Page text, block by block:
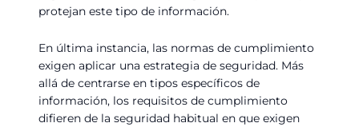
protejan este tipo de información.
En última instancia, las normas de cumplimiento
exigen aplicar una estrategia de seguridad. Más
allá de centrarse en tipos específicos de
información, los requisitos de cumplimiento
difieren de la seguridad habitual en que exigen